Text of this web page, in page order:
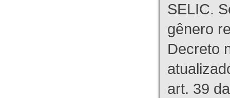
SELIC.
gênero
Decreto
art. 39